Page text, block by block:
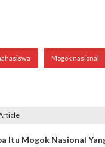
Mogok nasional
Itu Mogok Nasional